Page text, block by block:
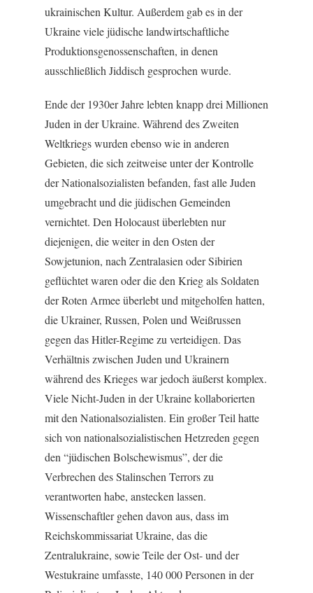
ukrainischen Kultur. Außerdem gab es in der
Ukraine viele jüdische landwirtschaftliche
Produktionsgenossenschaften, in denen
ausschließlich Jiddisch gesprochen wurde.
Ende der 1930er Jahre lebten knapp drei Millionen
Juden in der Ukraine. Während des Zweiten
Weltkriegs wurden ebenso wie in anderen
Gebieten, die sich zeitweise unter der Kontrolle
der Nationalsozialisten befanden, fast alle Juden
umgebracht und die jüdischen Gemeinden
vernichtet. Den Holocaust überlebten nur
diejenigen, die weiter in den Osten der
Sowjetunion, nach Zentralasien oder Sibirien
geflüchtet waren oder die den Krieg als Soldaten
der Roten Armee überlebt und mitgeholfen hatten,
die Ukrainer, Russen, Polen und Weißrussen
gegen das Hitler-Regime zu verteidigen. Das
Verhältnis zwischen Juden und Ukrainern
während des Krieges war jedoch äußerst komplex.
Viele Nicht-Juden in der Ukraine kollaborierten
mit den Nationalsozialisten. Ein großer Teil hatte
sich von nationalsozialistischen Hetzreden gegen
den “jüdischen Bolschewismus”, der die
Verbrechen des Stalinschen Terrors zu
verantworten habe, anstecken lassen.
Wissenschaftler gehen davon aus, dass im
Reichskommissariat Ukraine, das die
Zentralukraine, sowie Teile der Ost- und der
Westukraine umfasste, 140 000 Personen in der